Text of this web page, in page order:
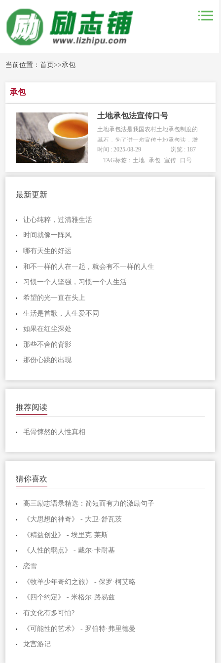
当前位置：首页>>承包
承包
土地承包法宣传口号
土地承包法是我国农村土地承包制度的
基石，为了进一步宣传土地承包法，增
强广大农民对土地承包制度的认识和支
持，我们整理了一些相关口号，让我们
时间 : 2025-08-29
浏览 : 187
TAG标签： 土地 承包 宣传 口号
最新更新
让心纯粹，过清雅生活
时间就像一阵风
哪有天生的好运
和不一样的人在一起，就会有不一样的人生
习惯一个人坚强，习惯一个人生活
希望的光一直在头上
生活是首歌，人生爱不同
如果在红尘深处
那些不舍的背影
那份心跳的出现
推荐阅读
毛骨悚然的人性真相
猜你喜欢
高三励志语录精选：简短而有力的激励句子
《大思想的神奇》 - 大卫·舒瓦茨
《精益创业》 - 埃里克·莱斯
《人性的弱点》 - 戴尔·卡耐基
恋雪
《牧羊少年奇幻之旅》 - 保罗·柯艾略
《四个约定》 - 米格尔·路易兹
有文化有多可怕?
《可能性的艺术》 - 罗伯特·弗里德曼
龙宫游记